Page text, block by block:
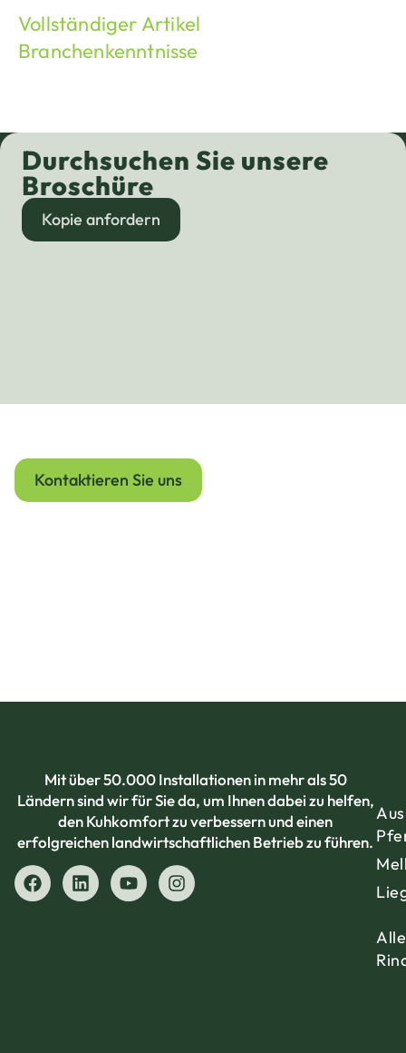
Vollständiger Artikel
Branchenkenntnisse
Durchsuchen Sie unsere
Broschüre
Kopie anfordern
Kontaktieren Sie uns
Mit über 50.000 Installationen in mehr als 50
Ländern sind wir für Sie da, um Ihnen dabei zu helfen,
den Kuhkomfort zu verbessern und einen
erfolgreichen landwirtschaftlichen Betrieb zu führen.